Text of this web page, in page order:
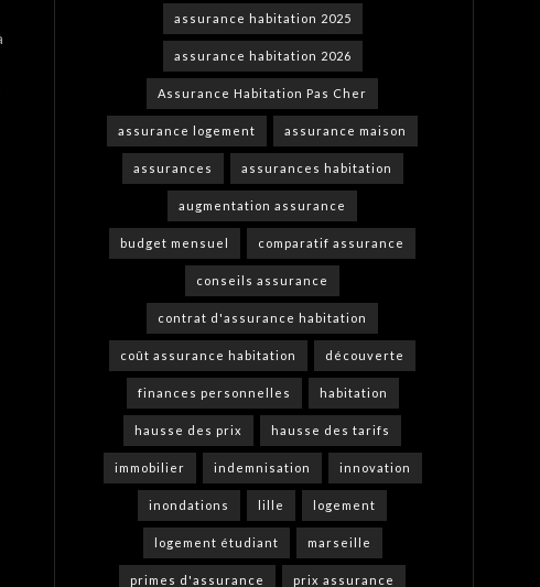
assurance habitation 2025
assurance habitation 2026
Assurance Habitation Pas Cher
assurance logement assurance maison
assurances assurances habitation
augmentation assurance
budget mensuel comparatif assurance
conseils assurance
contrat d'assurance habitation
coût assurance habitation découverte
finances personnelles habitation
hausse des prix hausse des tarifs
immobilier indemnisation innovation
inondations lille logement
logement étudiant marseille
primes d'assurance prix assurance